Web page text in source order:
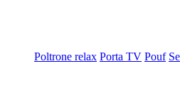
Poltrone relax Porta TV Pouf